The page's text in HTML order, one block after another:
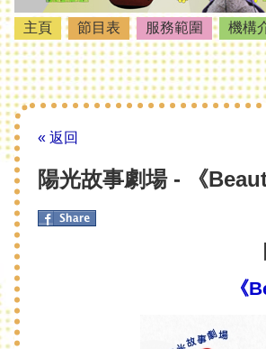
主頁 節目表 服務範圍 機構
« 返回
陽光故事劇場 - 《
《